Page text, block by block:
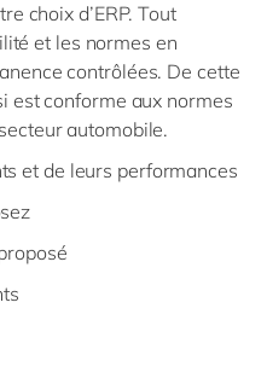
choix d’ERP. Tout
et les normes en
contrôlées. De cette
est conforme aux normes
automobile.
et de leurs performances